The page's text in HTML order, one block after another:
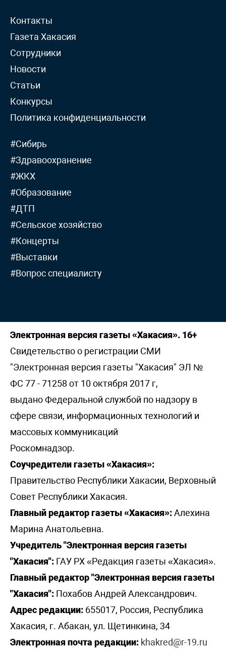
Контакты
Газета Хакасия
Сотрудники
Новости
Статьи
Конкурсы
Политика конфиденциальности
#Сибирь
#Здравоохранение
#ЖКХ
#Образование
#ДТП
#Сельское хозяйство
#Концерты
#Выставки
#Вопрос специалисту
Электронная версия газеты «Хакасия». 16+
Свидетельство о регистрации СМИ
"Электронная версия газеты "Хакасия" ЭЛ №
ФС 77 - 71258 от 10 октября 2017 г,
выдано Федеральной службой по надзору в
сфере связи, информационных технологий и
массовых коммуникаций
Роскомнадзор.
Соучредители газеты «Хакасия»:
Правительство Республики Хакасии, Верховный
Совет Республики Хакасия.
Главный редактор газеты «Хакасия»:Алехина
Марина Анатольевна.
Учредитель "Электронная версия газеты
"Хакасия": ГАУ РХ «Редакция газеты «Хакасия».
Главный редактор "Электронная версия газеты
"Хакасия": Похабов Андрей Александрович.
Адрес редакции: 655017, Россия, Республика
Хакасия, г. Абакан, ул. Щетинкина, 34
Электронная почта редакции: khakred@r-19.ru